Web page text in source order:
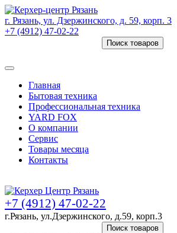
г. Рязань, ул. Дзержинского, д. 59, корп. 3
+7 (4912) 47-02-22
Поиск товаров
Главная
Бытовая техника
Профессиональная техника
YARD FOX
О компании
Сервис
Товары месяца
Контакты
+7 (4912) 47-02-22
г.Рязань, ул.Дзержинского, д.59, корп.3
Поиск товаров